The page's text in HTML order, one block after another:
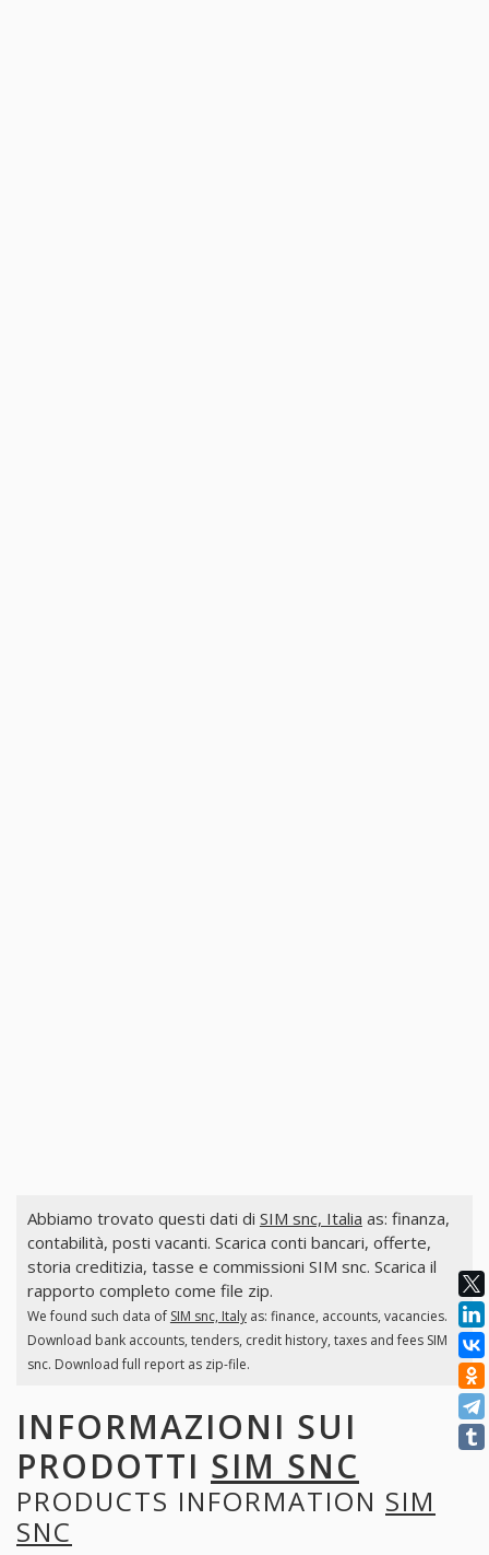
Abbiamo trovato questi dati di SIM snc, Italia as: finanza,
contabilità, posti vacanti. Scarica conti bancari, offerte,
storia creditizia, tasse e commissioni SIM snc. Scarica il
rapporto completo come file zip.
We found such data of SIM snc, Italyas: finance, accounts, vacancies.
Download bank accounts, tenders, credit history, taxes and fees SIM
snc. Download full report as zip-file.
INFORMAZIONI SUI
PRODOTTI SIM SNC
PRODUCTS INFORMATION SIM
SNC